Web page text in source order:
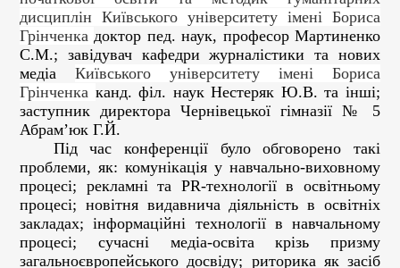
дисциплін Київського університету імені Бориса
Грінченкадоктор пед. наук, професор Мартиненко
С.М.; завідувач кафедри журналістики та нових
медіа Київського університету імені Бориса
Грінченка канд. філ. наук Нестеряк Ю.В. та інші;
заступник директора Чернівецької гімназії № 5
Абрам’юк Г.Й.
Під час конференції було обговорено такі
проблеми, як: комунікація у навчально-виховному
процесі; рекламні та PR-технології в освітньому
процесі; новітня видавнича діяльність в освітніх
закладах; інформаційні технології в навчальному
процесі; сучасні медіа-освіта крізь призму
загальноєвропейського досвіду; риторика як засіб